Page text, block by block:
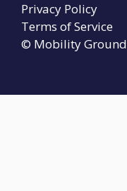
© Mobility Ground
Privacy Policy
Terms of Service